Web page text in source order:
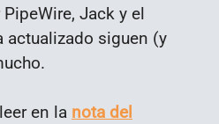
Jack y el
actualizado siguen (y
en la nota del